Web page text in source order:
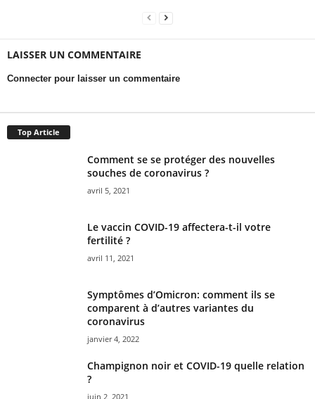
LAISSER UN COMMENTAIRE
Connecter pour laisser un commentaire
Top Article
Comment se se protéger des nouvelles
souches de coronavirus ?
avril 5, 2021
Le vaccin COVID-19 affectera-t-il votre
fertilité ?
avril 11, 2021
Symptômes d’Omicron: comment ils se
comparent à d’autres variantes du
coronavirus
janvier 4, 2022
Champignon noir et COVID-19 quelle relation
?
juin 2, 2021